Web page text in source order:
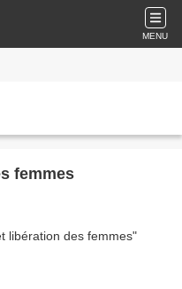
MENU
femmes